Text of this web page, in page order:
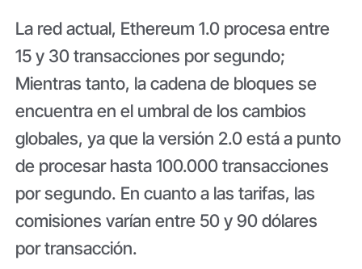
La red actual, Ethereum 1.0 procesa entre
15 y 30 transacciones por segundo;
Mientras tanto, la cadena de bloques se
encuentra en el umbral de los cambios
globales, ya que la versión 2.0 está a punto
de procesar hasta 100.000 transacciones
por segundo. En cuanto a las tarifas, las
comisiones varían entre 50 y 90 dólares
por transacción.